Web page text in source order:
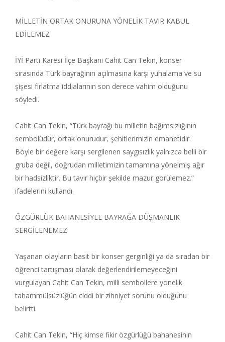
MİLLETİN ORTAK ONURUNA YÖNELİK TAVIR KABUL
EDİLEMEZ
İYİ Parti Karesi İlçe Başkanı Cahit Can Tekin, konser
sırasında Türk bayrağının açılmasına karşı yuhalama ve su
şişesi fırlatma iddialarının son derece vahim olduğunu
söyledi.
Cahit Can Tekin, “Türk bayrağı bu milletin bağımsızlığının
sembolüdür, ortak onurudur, şehitlerimizin emanetidir.
Böyle bir değere karşı sergilenen saygısızlık yalnızca belli bir
gruba değil, doğrudan milletimizin tamamına yönelmiş ağır
bir hadsizliktir. Bu tavır hiçbir şekilde mazur görülemez.”
ifadelerini kullandı.
ÖZGÜRLÜK BAHANESİYLE BAYRAĞA DÜŞMANLIK
SERGİLENEMEZ
Yaşanan olayların basit bir konser gerginliği ya da sıradan bir
öğrenci tartışması olarak değerlendirilemeyeceğini
vurgulayan Cahit Can Tekin, milli sembollere yönelik
tahammülsüzlüğün ciddi bir zihniyet sorunu olduğunu
belirtti.
Cahit Can Tekin, “Hiç kimse fikir özgürlüğü bahanesinin